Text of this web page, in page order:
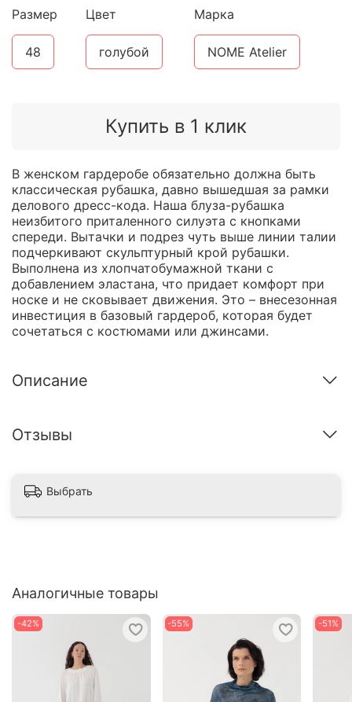
Купить в 1 клик
Размер
48
Цвет
голубой
Марка
NOME Atelier
В женском гардеробе обязательно должна быть
классическая рубашка, давно вышедшая за рамки
делового дресс-кода. Наша блуза-рубашка
неизбитого приталенного силуэта с кнопками
спереди. Вытачки и подрез чуть выше линии талии
подчеркивают скульптурный крой рубашки.
Выполнена из хлопчатобумажной ткани с
добавлением эластана, что придает комфорт при
носке и не сковывает движения. Это – внесезонная
инвестиция в базовый гардероб, которая будет
сочетаться с костюмами или джинсами.
Описание
Отзывы
Выбрать
Аналогичные товары
-42% -55% -51%